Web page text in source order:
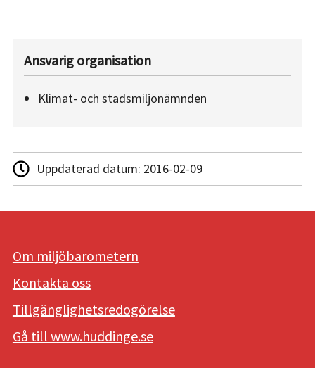
Ansvarig organisation
Klimat- och stadsmiljönämnden
Uppdaterad datum: 2016-02-09
Om miljöbarometern
Kontakta oss
Tillgänglighetsredogörelse
Gå till www.huddinge.se